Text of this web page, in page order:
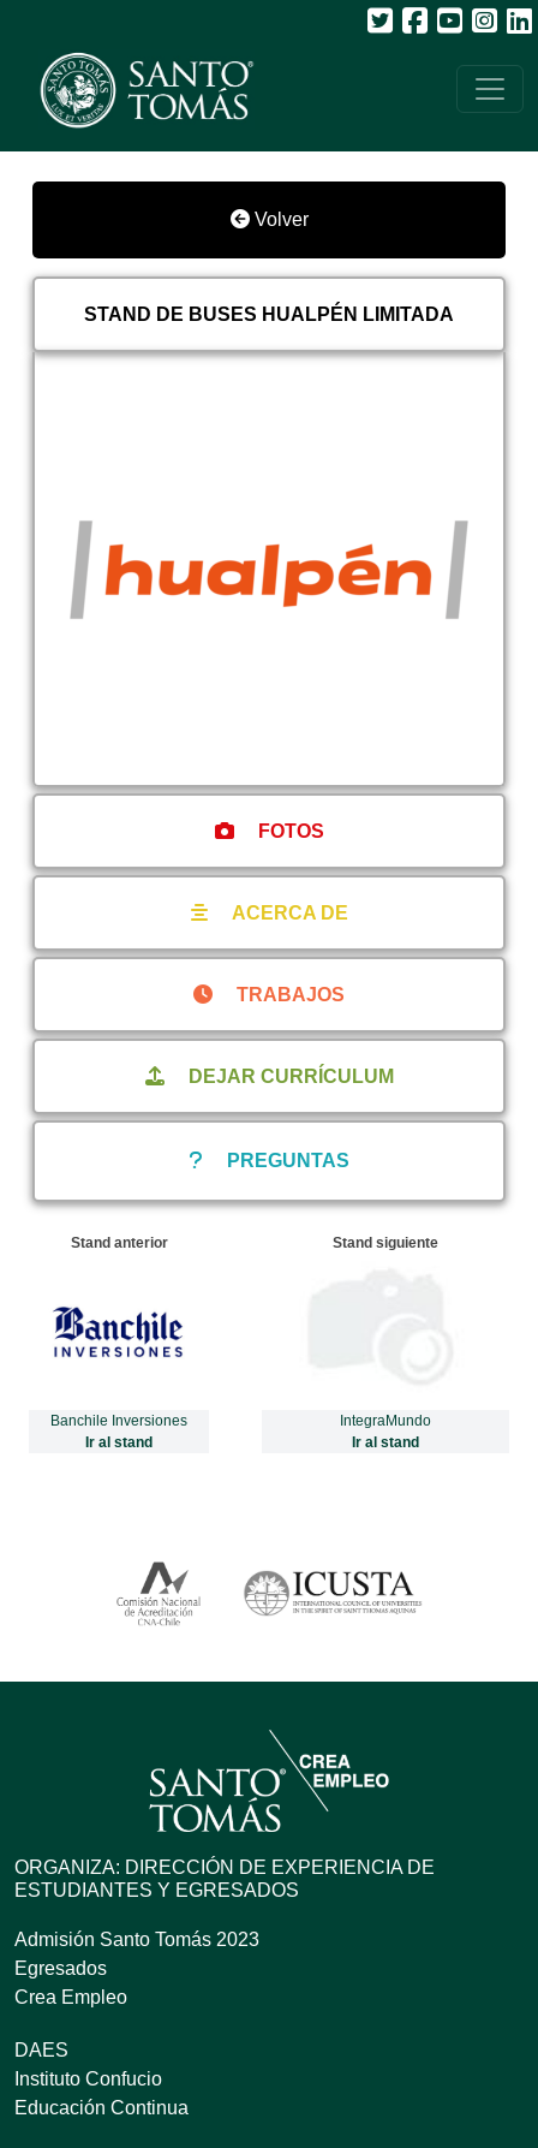
Volver
STAND DE BUSES HUALPÉN LIMITADA
FOTOS
ACERCA DE
TRABAJOS
DEJAR CURRÍCULUM
PREGUNTAS
Stand anterior
Banchile Inversiones
Ir al stand
Stand siguiente
IntegraMundo
Ir al stand
ORGANIZA: DIRECCIÓN DE EXPERIENCIA DE
ESTUDIANTES Y EGRESADOS
Admisión Santo Tomás 2023
Egresados
Crea Empleo
DAES
Instituto Confucio
Educación Continua